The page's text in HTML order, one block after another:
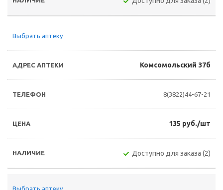
Выбрать аптеку
Комсомольский 37б
8(3822)44-67-21
135 руб./шт
Доступно для заказа (2)
Выбрать аптеку